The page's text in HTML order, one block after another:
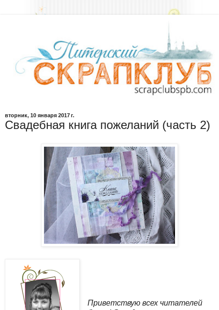
вторник, 10 января 2017 г.
Свадебная книга пожеланий (часть 2)
Приветствую всех читателей